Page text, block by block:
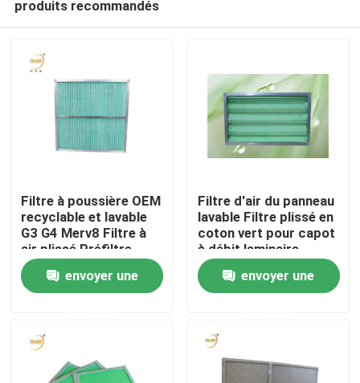
Produits
Vidéos
Visite d'usine
produits recommandés
Filtre à poussière OEM
recyclable et lavable
G3 G4 Merv8 Filtre à
air plissé Préfiltre
pour AC / HVAC
envoyer une
Filtre d'air du panneau
lavable Filtre plissé en
coton vert pour capot
à débit laminaire
envoyer une